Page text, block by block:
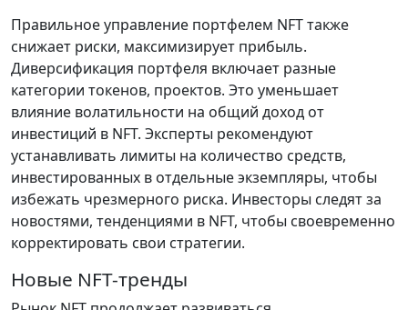
Правильное управление портфелем NFT также
снижает риски, максимизирует прибыль.
Диверсификация портфеля включает разные
категории токенов, проектов. Это уменьшает
влияние волатильности на общий доход от
инвестиций в NFT. Эксперты рекомендуют
устанавливать лимиты на количество средств,
инвестированных в отдельные экземпляры, чтобы
избежать чрезмерного риска. Инвесторы следят за
новостями, тенденциями в NFT, чтобы своевременно
корректировать свои стратегии.
Новые NFT-тренды